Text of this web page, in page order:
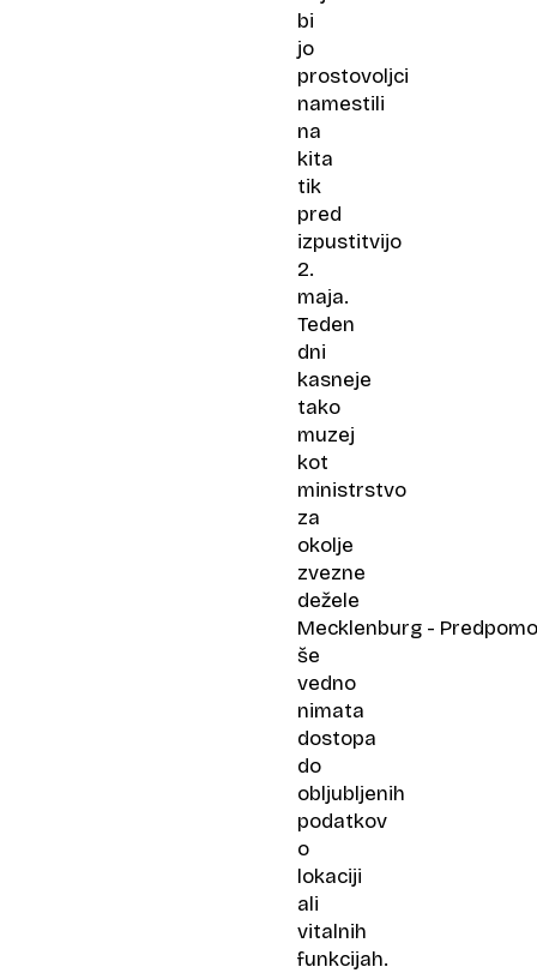
bi
jo
prostovoljci
namestili
na
kita
tik
pred
izpustitvijo
2.
maja.
Teden
dni
kasneje
tako
muzej
kot
ministrstvo
za
okolje
zvezne
dežele
Mecklenburg -
še
vedno
nimata
dostopa
do
obljubljenih
podatkov
o
lokaciji
ali
vitalnih
funkcijah.